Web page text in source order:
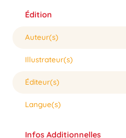
Édition
Auteur(s)
Illustrateur(s)
Éditeur(s)
Langue(s)
Infos Additionnelles